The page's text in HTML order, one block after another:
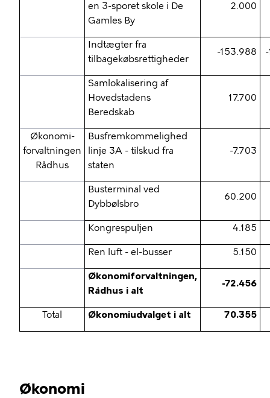
en 3-sporet skole i De
Gamles By
2.000
Indtægter fra
tilbagekøbsrettigheder
-153.988
Samlokalisering af
Hovedstadens
Beredskab
17.700
Økonomi-
forvaltningen
Rådhus
Busfremkommelighed
linje 3A - tilskud fra
staten
-7.703
Busterminal ved
Dybbølsbro
60.200
Kongrespuljen 4.185
Ren luft - el-busser 5.150
Økonomiforvaltningen,
Rådhus i alt
-72.456
Total Økonomiudvalget i alt 70.355
Økonomi